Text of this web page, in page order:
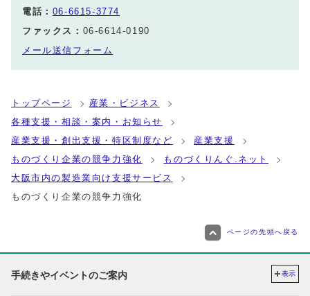
電話： 06-6615-3774
ファックス： 06-6614-0190
メール送信フォーム
トップページ
産業・ビジネス
各種支援・相談・案内・お知らせ
産業支援・創出支援・特区制度など
産業支援
ものづくり企業の競争力強化
ものづくりんぐ.ネット
大阪市内の製造業向け支援サービス
ものづくり企業の競争力強化
ページの先頭へ戻る
手続きやイベントのご案内 表示